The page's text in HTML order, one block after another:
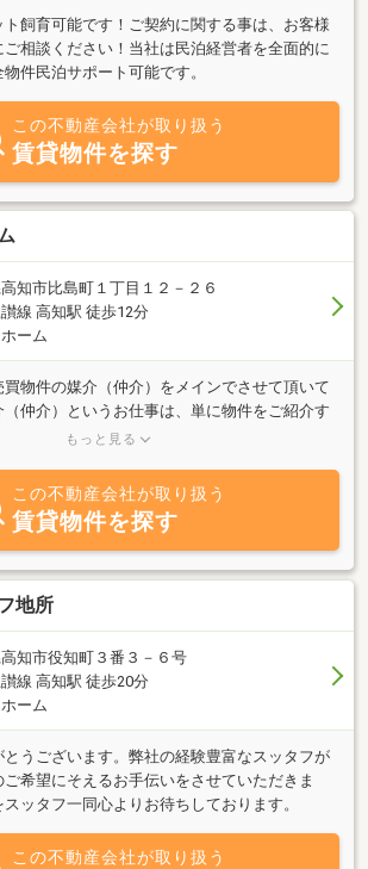
飼育可能です！ご契約に関する事は、お客様
相談ください！当社は民泊経営者を全面的に
件民泊サポート可能です。
この不動産会社が取り扱う
賃貸物件を探す
知市比島町１丁目１２－２６
讃線 高知駅 徒歩12分
ーム
物件の媒介（仲介）をメインでさせて頂いて
仲介）というお仕事は、単に物件をご紹介す
く、売却や購入に関わらず、その物件のお引渡
提供やご提案、リフォームや住宅ローン等のお
でのすべてをサポートさせて頂きます。お客様
ちろん、物件の良い事ばかりではなく、プロと
どのネガティブな情報が有りましたら、包み
せて頂きます。またご売却や相続等のご相談
案もさせて頂いております。弊社は『正直』・
思い、お客様の気持ちになって日々、仕事に
つこい営業等は一切行っておりませんので、
問合せくださいませ。よろしくお願い致しま
もっと見る
この不動産会社が取り扱う
賃貸物件を探す
地所
知市役知町３番３－６号
讃線 高知駅 徒歩20分
ーム
とうございます。弊社の経験豊富なスッタフが
希望にそえるお手伝いをさせていただきま
ッタフ一同心よりお待ちしております。
この不動産会社が取り扱う